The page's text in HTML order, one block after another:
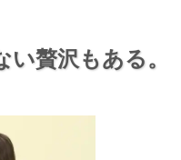
贅沢もある。